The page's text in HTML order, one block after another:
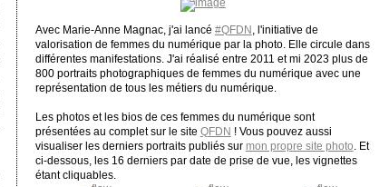
Avec Marie-Anne Magnac, j'ai lancé #QFDN
, l'initiative de
valorisation de femmes du numérique par la photo. Elle circule dans
différentes manifestations. J'ai réalisé entre 2011 et mi 2023 plus de
800 portraits photographiques de femmes du numérique avec une
représentation de tous les métiers du numérique.
Les photos et les bios de ces femmes du numérique sont
présentées au complet sur le site QFDN ! Vous pouvez aussi
visualiser les derniers portraits publiés sur mon propre site photo . Et
ci-dessous, les 16 derniers par date de prise de vue, les vignettes
étant cliquables.